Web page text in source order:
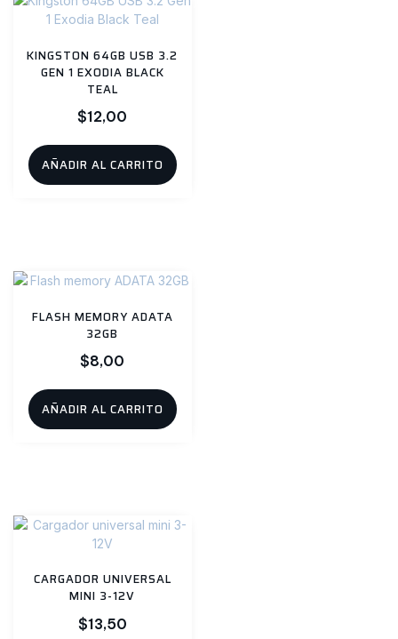
KINGSTON 64GB USB 3.2
GEN 1 EXODIA BLACK
TEAL
$12,00
AÑADIR AL CARRITO
FLASH MEMORY ADATA
32GB
$8,00
AÑADIR AL CARRITO
CARGADOR UNIVERSAL
MINI 3-12V
$13,50